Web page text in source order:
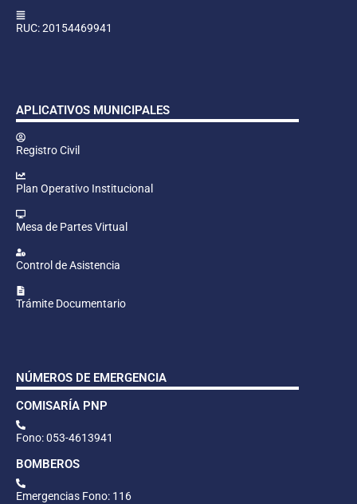
RUC: 20154469941
APLICATIVOS MUNICIPALES
Registro Civil
Plan Operativo Institucional
Mesa de Partes Virtual
Control de Asistencia
Trámite Documentario
NÚMEROS DE EMERGENCIA
COMISARÍA PNP
Fono: 053-4613941
BOMBEROS
Emergencias Fono: 116